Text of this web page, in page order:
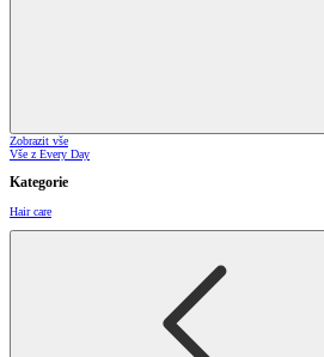
Zobrazit vše
Vše z Every Day
Kategorie
Hair care